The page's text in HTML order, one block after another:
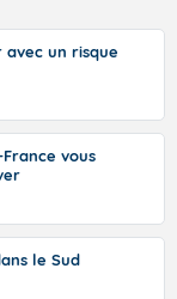
un risque
France vous
le Sud